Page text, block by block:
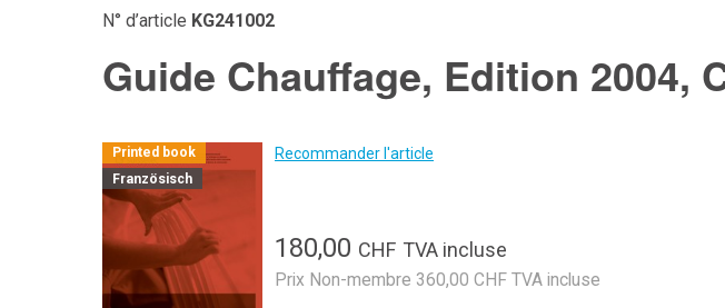
N° d’article KG241002
Guide Chauffage, Edition 2004,
Printed book
Französisch
Recommander l'article
180,00 CHF TVA incluse
Prix Non-membre 360,00 CHF TVA incluse